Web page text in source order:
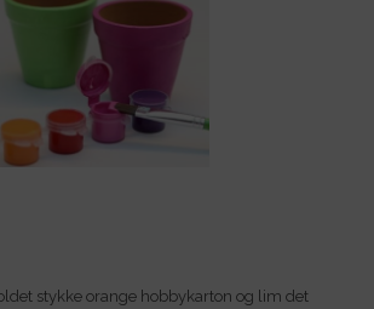
stykke orange hobbykarton og lim det